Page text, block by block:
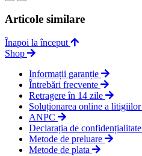
Articole similare
Înapoi la început
Shop
Informații garanție
Întrebări frecvente
Retragere în 14 zile
Soluționarea online a litigiilor
ANPC
Declarația de confidențialitate
Metode de preluare
Metode de plata